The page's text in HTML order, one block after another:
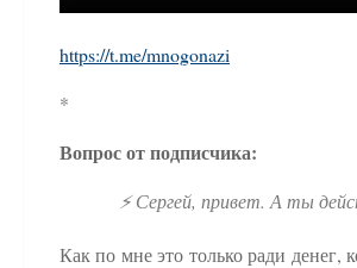
https://t.me/mnogonazi
*
Вопрос от подписчика:
⚡️ Сергей, привет. А ты
Как по мне это только ради денег,